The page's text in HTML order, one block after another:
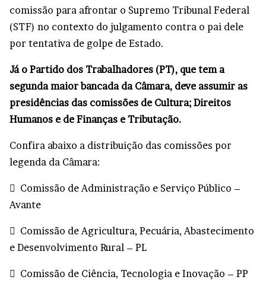
comissão para afrontar o Supremo Tribunal Federal
(STF) no contexto do julgamento contra o pai dele
por tentativa de golpe de Estado.
Já o Partido dos Trabalhadores (PT), que tem a
segunda maior bancada da Câmara, deve assumir as
presidências das comissões de Cultura; Direitos
Humanos e de Finanças e Tributação.
Confira abaixo a distribuição das comissões por
legenda da Câmara:
 Comissão de Administração e Serviço Público –
Avante
 Comissão de Agricultura, Pecuária, Abastecimento
e Desenvolvimento Rural – PL
 Comissão de Ciência, Tecnologia e Inovação – PP